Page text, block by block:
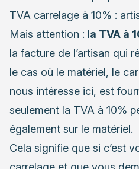
TVA carrelage à 10% :
Mais attention : la TVA à
la facture de l’artisan qui
le cas où le matériel, le
nous intéresse ici, est
seulement la TVA à 10%
également sur le matériel.
Cela signifie que si c’est